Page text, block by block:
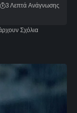
Σχόλια
3 Λεπτά Aνάγνωσης